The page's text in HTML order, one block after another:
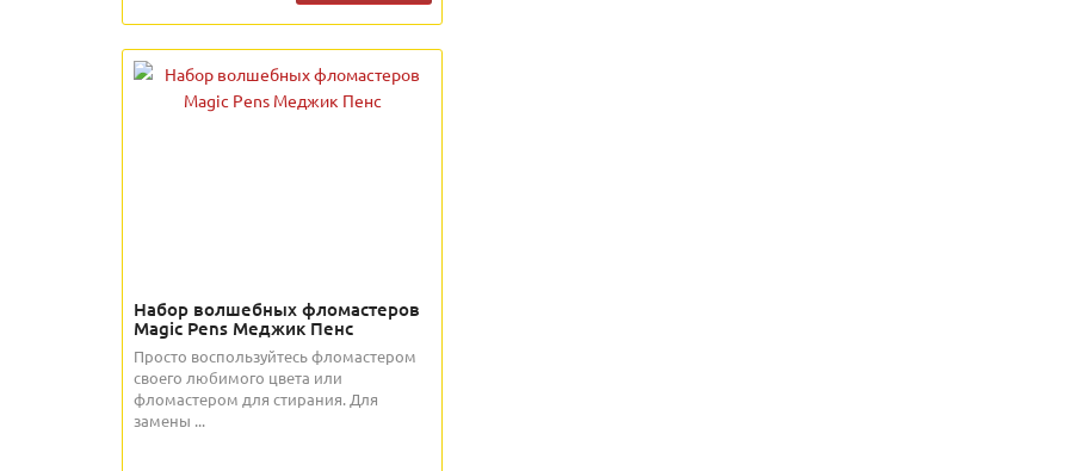
Набор волшебных фломастеров
Magic Pens Меджик Пенс
Просто воспользуйтесь фломастером
своего любимого цвета или
фломастером для стирания. Для
замены ...